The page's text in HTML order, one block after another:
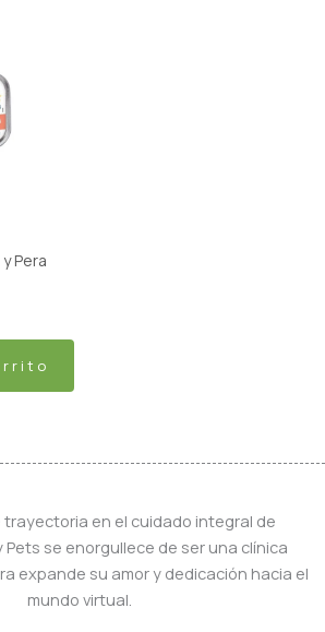
Pera
trayectoria en el cuidado integral de
Pets se enorgullece de ser una clínica
expande su amor y dedicación hacia el
mundo virtual.